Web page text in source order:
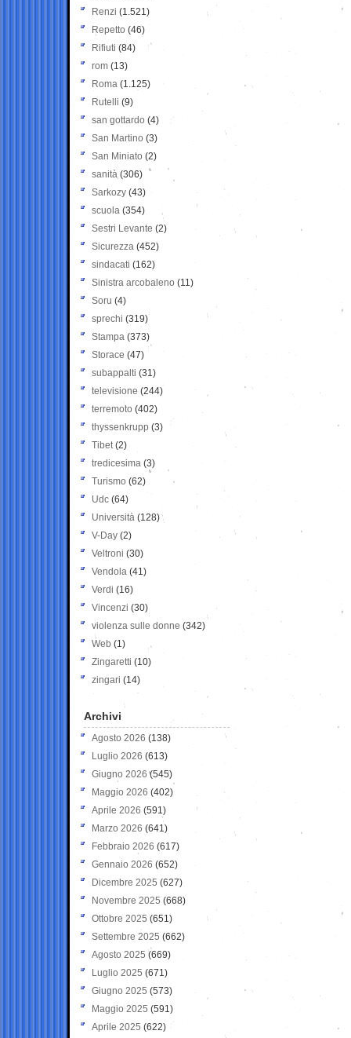
Renzi (1.521)
Repetto (46)
Rifiuti (84)
rom (13)
Roma (1.125)
Rutelli (9)
san gottardo (4)
San Martino (3)
San Miniato (2)
sanità (306)
Sarkozy (43)
scuola (354)
Sestri Levante (2)
Sicurezza (452)
sindacati (162)
Sinistra arcobaleno (11)
Soru (4)
sprechi (319)
Stampa (373)
Storace (47)
subappalti (31)
televisione(244)
terremoto (402)
thyssenkrupp (3)
Tibet(2)
tredicesima (3)
Turismo (62)
Udc (64)
Università (128)
V-Day (2)
Veltroni (30)
Vendola (41)
Verdi (16)
Vincenzi (30)
violenza sulle donne (342)
Web (1)
Zingaretti (10)
zingari (14)
Archivi
Agosto 2026 (138)
Luglio 2026 (613)
Giugno 2026 (545)
Maggio 2026 (402)
Aprile 2026 (591)
Marzo 2026 (641)
Febbraio 2026 (617)
Gennaio 2026 (652)
Dicembre 2025 (627)
Novembre 2025 (668)
Ottobre 2025 (651)
Settembre 2025 (662)
Agosto 2025 (669)
Luglio 2025 (671)
Giugno 2025 (573)
Maggio 2025 (591)
Aprile 2025 (622)